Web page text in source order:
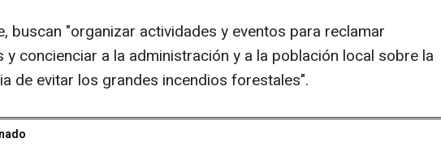
buscan "organizar actividades y eventos para reclamar
y concienciar a la administración y a la población local sobre la
de evitar los grandes incendios forestales".